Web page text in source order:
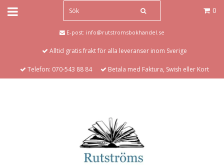
0
E-post: info@rutstromsbokhandel.se
Alltid gratis frakt för alla leveranser inom Sverige
Telefon: 070-543 88 84 Betala med Faktura, Swish eller Kort